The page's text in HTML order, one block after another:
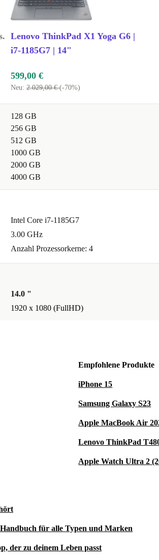
Lenovo ThinkPad X1 Yoga G6 |
i7-1185G7 | 14"
599,00 €
Neu: 2.029,00 €(-70%)
128 GB
256 GB
512 GB
1000 GB
2000 GB
4000 GB
Intel Core i7-1185G7
3.00 GHz
Anzahl Prozessorkerne: 4
14.0 "
1920 x 1080 (FullHD)
Empfohlene Produkte
iPhone 15
Samsung Galaxy S23
Apple MacBook Air
Lenovo ThinkPad
Apple Watch Ultra 2
für alle Typen und Marken
der zu deinem Leben passt